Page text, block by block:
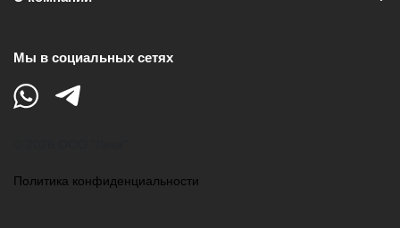
Мы в социальных сетях
Политика конфиденциальности